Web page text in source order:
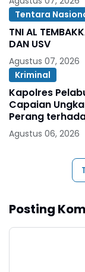
Tentara
TNI AL
DAN USV
Agustus 07, 2026
Kriminal
Kapolres
Capaian
Perang
Narkoba
Agustus 06, 2026
Posting